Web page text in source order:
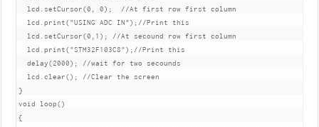
lcd.setCursor(0, 0);  //At first row first column
lcd.print("USING ADC IN");//Print this
lcd.setCursor(0,1); //At secound row first column
lcd.print("STM32F103C8");//Print this
delay(2000); //wait for two secounds
lcd.clear(); //Clear the screen
}
void loop()
{